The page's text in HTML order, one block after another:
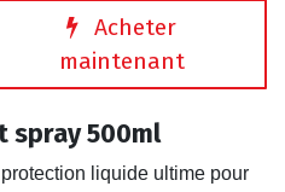
Acheter
maintenant
spray 500ml
liquide ultime pour